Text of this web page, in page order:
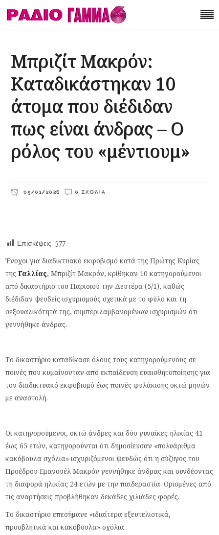
Μπριζίτ Μακρόν:
Καταδικάστηκαν 10
άτομα που διέδιδαν
πως είναι άνδρας – Ο
ρόλος του «μέντιουμ»
05/01/2026 0 ΣΧΌΛΙΑ
Επισκέψεις: 377
Ένοχοι για διαδικτυακό εκφοβισμό κατά της Πρώτης Κυρίας
τηςΓαλλίας, Μπριζίτ Μακρόν, κρίθηκαν 10 κατηγορούμενοι
από δικαστήριο του Παρισιού την Δευτέρα (5/1), καθώς
διέδιδαν ψευδείς ισχυρισμούς σχετικά με το φύλο και τη
σεξουαλικότητά της, συμπεριλαμβανομένων ισχυρισμών ότι
γεννήθηκε άνδρας.
Το δικαστήριο καταδίκασε όλους τους κατηγορούμενους σε
ποινές που κυμαίνονταν από εκπαίδευση ευαισθητοποίησης για
τον διαδικτυακό εκφοβισμό έως ποινές φυλάκισης οκτώ μηνών
με αναστολή.
Οι κατηγορούμενοι, οκτώ άνδρες και δύο γυναίκες ηλικίας 41
έως 65 ετών, κατηγορούνται ότι δημοσίευσαν «πολυάριθμα
κακόβουλα σχόλια» ισχυριζόμενοι ψευδώς ότι η σύζυγος του
Προέδρου Εμανουέλ Μακρόν γεννήθηκε άνδρας και συνδέοντας
τη διαφορά ηλικίας 24 ετών με την παιδεραστία. Ορισμένες από
τις αναρτήσεις προβλήθηκαν δεκάδες χιλιάδες φορές.
Το δικαστήριο επεσήμανε «ιδιαίτερα εξευτελιστικά,
προσβλητικά και κακόβουλα» σχόλια.